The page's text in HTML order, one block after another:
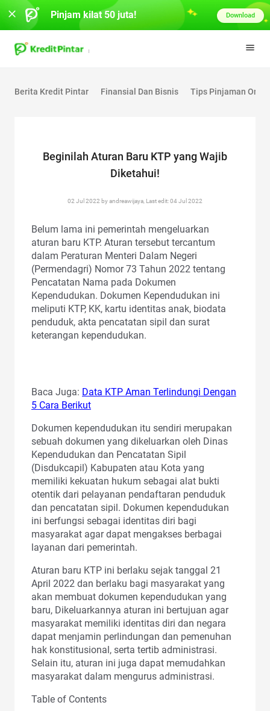
Berita Kredit Pintar Finansial Dan Bisnis Tips Pinjaman
Beginilah Aturan Baru KTP yang Wajib
Diketahui!
02 Jul 2022 by andreawijaya, Last edit: 04 Jul 2022
Belum lama ini pemerintah mengeluarkan
aturan baru KTP. Aturan tersebut tercantum
dalam Peraturan Menteri Dalam Negeri
(Permendagri) Nomor 73 Tahun 2022 tentang
Pencatatan Nama pada Dokumen
Kependudukan. Dokumen Kependudukan ini
meliputi KTP, KK, kartu identitas anak, biodata
penduduk, akta pencatatan sipil dan surat
keterangan kependudukan.
Baca Juga: Data KTP Aman Terlindungi Dengan
5 Cara Berikut
Dokumen kependudukan itu sendiri merupakan
sebuah dokumen yang dikeluarkan oleh Dinas
Kependudukan dan Pencatatan Sipil
(Disdukcapil) Kabupaten atau Kota yang
memiliki kekuatan hukum sebagai alat bukti
otentik dari pelayanan pendaftaran penduduk
dan pencatatan sipil. Dokumen kependudukan
ini berfungsi sebagai identitas diri bagi
masyarakat agar dapat mengakses berbagai
layanan dari pemerintah.
Aturan baru KTP ini berlaku sejak tanggal 21
April 2022 dan berlaku bagi masyarakat yang
akan membuat dokumen kependudukan yang
baru, Dikeluarkannya aturan ini bertujuan agar
masyarakat memiliki identitas diri dan negara
dapat menjamin perlindungan dan pemenuhan
hak konstitusional, serta tertib administrasi.
Selain itu, aturan ini juga dapat memudahkan
masyarakat dalam mengurus administrasi.
Table of Contents
Pinjam kilat 50 juta! Download